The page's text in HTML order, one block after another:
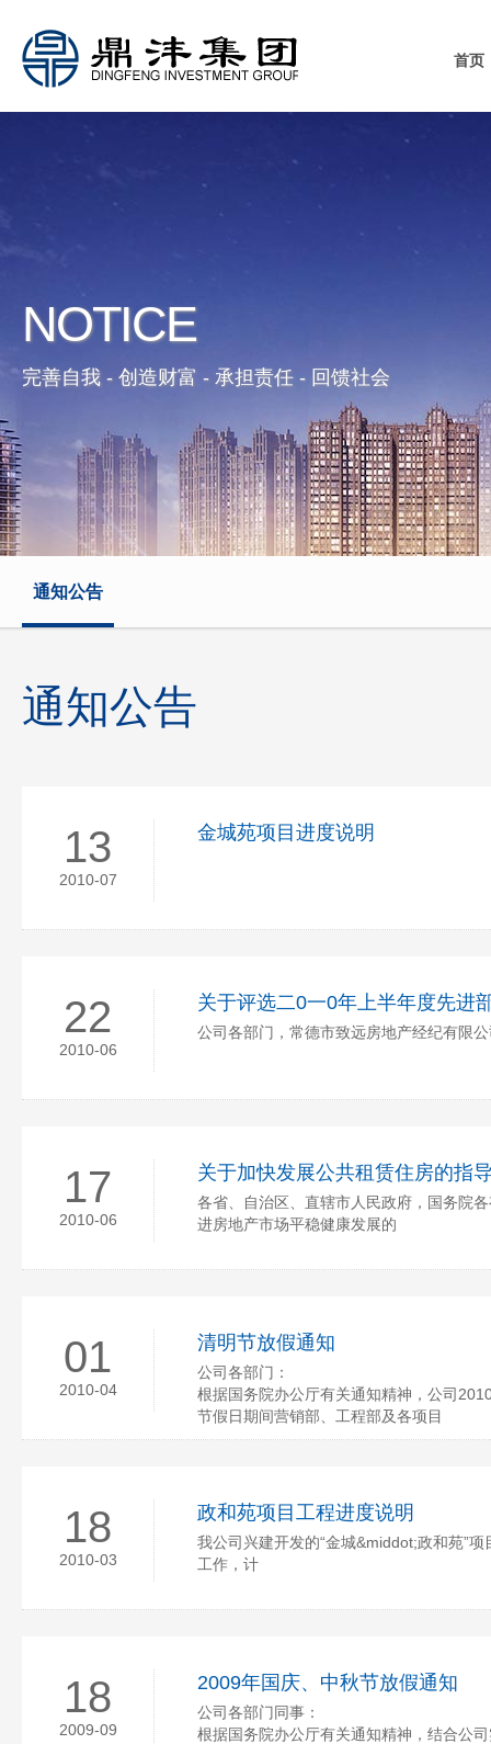
首页
NOTICE
完善自我 - 创造财富 - 承担责任 - 回馈社会
通知公告
通知公告
13
2010-07
金城苑项目进度说明
22
2010-06
关于评选二0一0年上半年度先进
公司各部门，常德市致远房地产经纪有限
17
2010-06
关于加快发展公共租赁住房的指
各省、自治区、直辖市人民政府，国务院
进房地产市场平稳健康发展的
01
2010-04
清明节放假通知
公司各部门：
根据国务院办公厅有关通知精神，公司
节假日期间营销部、工程部及各项目
18
2010-03
政和苑项目工程进度说明
我公司兴建开发的“金城&middot;政和苑”
工作，计
18
2009-09
2009年国庆、中秋节放假通知
公司各部门同事：
根据国务院办公厅有关通知精神，结合公